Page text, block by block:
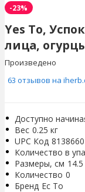
-23%
Yes To,
лица,
Произведено
63 отзывов на
Доступно
Вес 0.25 кг
UPC Код
Количество в
Размеры, см
Количество 0
Бренд Ес То